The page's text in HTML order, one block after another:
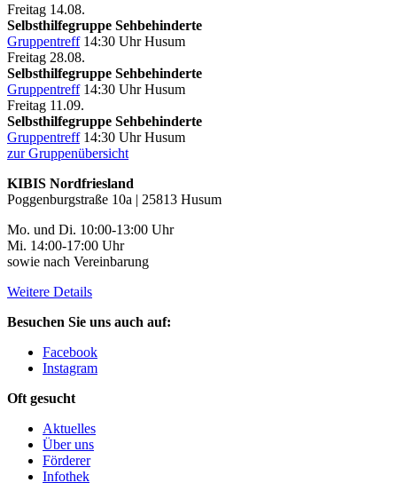
Freitag 14.08.
Selbsthilfegruppe Sehbehinderte
Gruppentreff 14:30 Uhr Husum
Freitag 28.08.
Selbsthilfegruppe Sehbehinderte
Gruppentreff 14:30 Uhr Husum
Freitag 11.09.
Selbsthilfegruppe Sehbehinderte
Gruppentreff 14:30 Uhr Husum
zur Gruppenübersicht
KIBIS Nordfriesland
Poggenburgstraße 10a | 25813 Husum
Mo. und Di. 10:00-13:00 Uhr
Mi. 14:00-17:00 Uhr
sowie nach Vereinbarung
Weitere Details
Besuchen Sie uns auch auf:
Facebook
Instagram
Oft gesucht
Aktuelles
Über uns
Förderer
Infothek